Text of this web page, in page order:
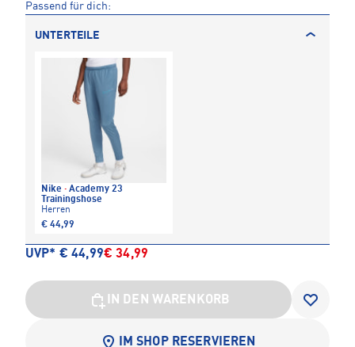
Passend für dich:
UNTERTEILE
Nike · Academy 23
Trainingshose
Herren
€ 44,99
UVP* € 44,99€ 34,99
IN DEN WARENKORB
IM SHOP RESERVIEREN